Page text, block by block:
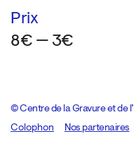
Prix
8€ — 3€
© Centre de la Gravure et de
Colophon
Design:Marcel Kaczmarek,
Nos partenaires